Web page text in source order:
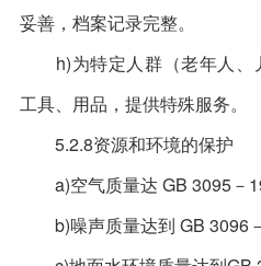
妥善，档案记录完整。
h)为特定人群（老年人、
工具、用品，提供特殊服务。
5.2.8资源和环境的保护
a)空气质量达 GB 3095－
b)噪声质量达到 GB 3096－